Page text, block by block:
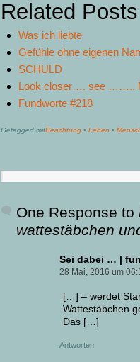
Related Posts
Was ich liebte
Gefühle ohne eigenen
SCHULD
Look closer…. see ……..
Fundworte #218
Getagged mitBeachtung • Leben •
One Response to
wattestäbchen
Sei dabei … |
28 Mai, 2016 um
[…] – werdet
Wattestäbchen
Das […]
Antworten